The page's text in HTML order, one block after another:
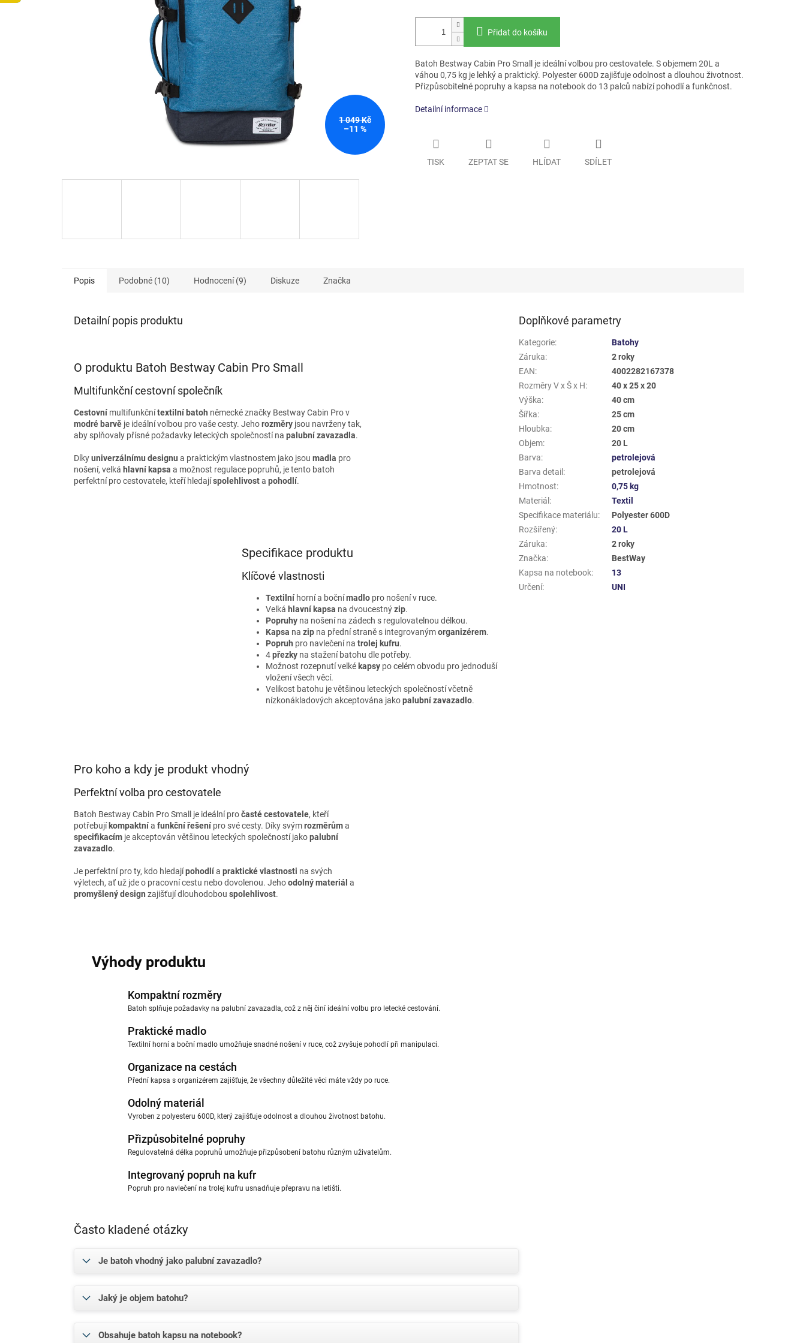
1 049 Kč
–11 %
Přidat do košíku
Batoh Bestway Cabin Pro Small je ideální volbou pro cestovatele. S objemem 20L a
váhou 0,75 kg je lehký a praktický. Polyester 600D zajišťuje odolnost a dlouhou životnost.
Přizpůsobitelné popruhy a kapsa na notebook do 13 palců nabízí pohodlí a funkčnost.
Detailní informace
TISK ZEPTAT SE HLÍDAT SDÍLET
Popis Podobné (10) Hodnocení (9) Diskuze Značka
Detailní popis produktu
O produktu Batoh Bestway Cabin Pro Small
Multifunkční cestovní společník
Cestovní multifunkčnítextilní batoh německé značky Bestway Cabin Pro v
modré barvě je ideální volbou pro vaše cesty. Jehorozměry jsou navrženy tak,
aby splňovaly přísné požadavky leteckých společností na palubní zavazadla.
Díkyuniverzálnímu designu a praktickým vlastnostem jako jsou madla pro
nošení, velká hlavní kapsa a možnost regulace popruhů, je tento batoh
perfektní pro cestovatele, kteří hledajíspolehlivosta pohodlí.
Specifikace produktu
Klíčové vlastnosti
Textilníhorní a bočnímadlopro nošení v ruce.
Velká hlavní kapsa na dvoucestnýzip.
Popruhyna nošení na zádech s regulovatelnou délkou.
Kapsa na zipna přední straně s integrovanýmorganizérem.
Popruh pro navlečení na trolej kufru.
4přezkyna stažení batohu dle potřeby.
Možnost rozepnutí velké kapsypo celém obvodu pro jednoduší
vložení všech věcí.
Velikost batohu je většinou leteckých společností včetně
nízkonákladových akceptována jakopalubní zavazadlo.
Pro koho a kdy je produkt vhodný
Perfektní volba pro cestovatele
Batoh Bestway Cabin Pro Small je ideální pročasté cestovatele, kteří
potřebují kompaktnía funkční řešení pro své cesty. Díky svýmrozměrůma
specifikacím je akceptován většinou leteckých společností jakopalubní
zavazadlo.
Je perfektní pro ty, kdo hledajípohodlía praktické vlastnosti na svých
výletech, ať už jde o pracovní cestu nebo dovolenou. Jehoodolný materiál a
promyšlený design zajišťují dlouhodobou spolehlivost.
Výhody produktu
Kompaktní rozměry
Batoh splňuje požadavky na palubní zavazadla, což z něj činí ideální volbu pro letecké cestování.
Praktické madlo
Textilní horní a boční madlo umožňuje snadné nošení v ruce, což zvyšuje pohodlí při manipulaci.
Organizace na cestách
Přední kapsa s organizérem zajišťuje, že všechny důležité věci máte vždy po ruce.
Odolný materiál
Vyroben z polyesteru 600D, který zajišťuje odolnost a dlouhou životnost batohu.
Přizpůsobitelné popruhy
Regulovatelná délka popruhů umožňuje přizpůsobení batohu různým uživatelům.
Integrovaný popruh na kufr
Popruh pro navlečení na trolej kufru usnadňuje přepravu na letišti.
Často kladené otázky
Je batoh vhodný jako palubní zavazadlo?
Jaký je objem batohu?
Obsahuje batoh kapsu na notebook?
Doplňkové parametry
Kategorie:
Batohy
Záruka:
2 roky
EAN:
4002282167378
Rozměry V x Š x H:
40 x 25 x 20
Výška:
40 cm
Šířka:
25 cm
Hloubka:
20 cm
Objem:
20 L
Barva:
petrolejová
Barva detail :
petrolejová
Hmotnost:
0,75 kg
Materiál :
Textil
Specifikace materiálu:
Polyester 600D
Rozšířený:
20 L
Záruka:
2 roky
Značka:
BestWay
Kapsa na notebook:
13
Určení: UNI